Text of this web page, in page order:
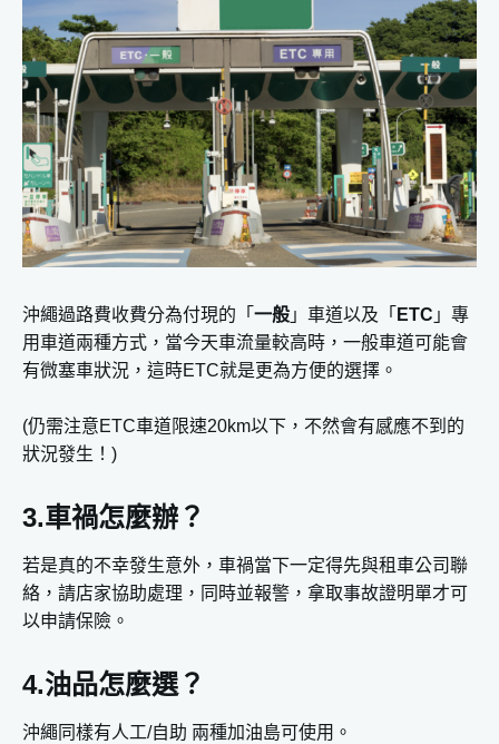
沖繩過路費收費分為付現的「 一般 」車道以及「 ETC 」專
用車道兩種方式，當今天車流量較高時，一般車道可能會
有微塞車狀況，這時ETC就是更為方便的選擇。
(仍需注意ETC車道限速20km以下，不然會有感應不到的
狀況發生！)
3.車禍怎麼辦？
若是真的不幸發生意外，車禍當下一定得先與租車公司聯
絡，請店家協助處理，同時並報警，拿取事故證明單才可
以申請保險。
4.油品怎麼選？
沖繩同樣有人工/自助 兩種加油島可使用。